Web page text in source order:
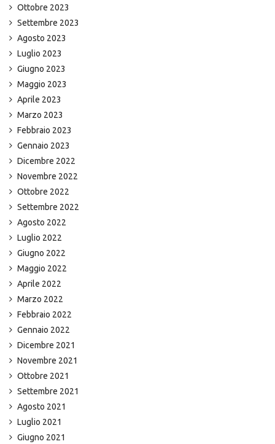
Ottobre 2023
Settembre 2023
Agosto 2023
Luglio 2023
Giugno 2023
Maggio 2023
Aprile 2023
Marzo 2023
Febbraio 2023
Gennaio 2023
Dicembre 2022
Novembre 2022
Ottobre 2022
Settembre 2022
Agosto 2022
Luglio 2022
Giugno 2022
Maggio 2022
Aprile 2022
Marzo 2022
Febbraio 2022
Gennaio 2022
Dicembre 2021
Novembre 2021
Ottobre 2021
Settembre 2021
Agosto 2021
Luglio 2021
Giugno 2021